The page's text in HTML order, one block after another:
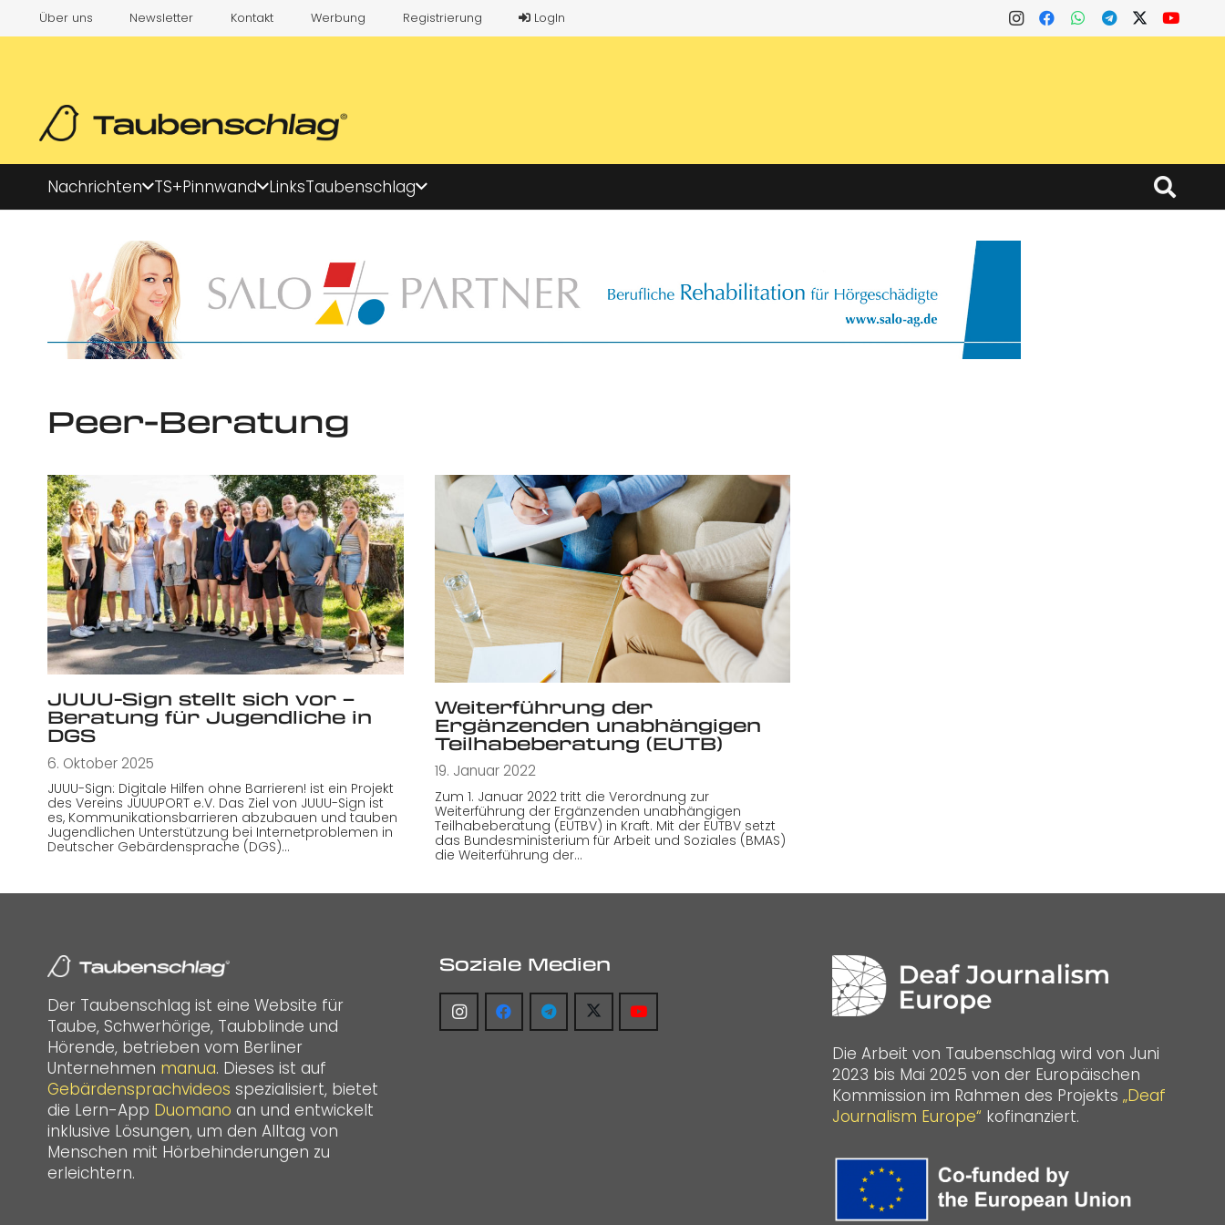
Über uns Newsletter Kontakt Werbung Registrierung LogIn
Nachrichten TS+Pinnwand LinksTaubenschlag
Peer-Beratung
JUUU-Sign stellt sich vor –
Beratung für Jugendliche in
DGS
6. Oktober 2025
JUUU-Sign: Digitale Hilfen ohne Barrieren! ist ein Projekt
des Vereins JUUUPORT e.V. Das Ziel von JUUU-Sign ist
es, Kommunikationsbarrieren abzubauen und tauben
Jugendlichen Unterstützung bei Internetproblemen in
Deutscher Gebärdensprache (DGS)…
Weiterführung der
Ergänzenden unabhängigen
Teilhabeberatung (EUTB)
19. Januar 2022
Zum 1. Januar 2022 tritt die Verordnung zur
Weiterführung der Ergänzenden unabhängigen
Teilhabeberatung (EUTBV) in Kraft. Mit der EUTBV setzt
das Bundesministerium für Arbeit und Soziales (BMAS)
die Weiterführung der…
Der Taubenschlag ist eine Website für
Taube, Schwerhörige, Taubblinde und
Hörende, betrieben vom Berliner
Unternehmen manua. Dieses ist auf
Gebärdensprachvideos spezialisiert, bietet
die Lern-App Duomano an und entwickelt
inklusive Lösungen, um den Alltag von
Menschen mit Hörbehinderungen zu
erleichtern.
Soziale Medien
Die Arbeit von Taubenschlag wird von Juni
2023 bis Mai 2025 von der Europäischen
Kommission im Rahmen des Projekts „Deaf
Journalism Europe“ kofinanziert.